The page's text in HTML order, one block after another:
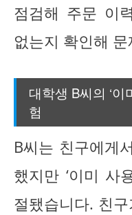
점검해 주문 이
없는지 확인해
대학생 B씨의 ‘이
험
B씨는 친구에게
했지만 ‘이미 사
절됐습니다. 친